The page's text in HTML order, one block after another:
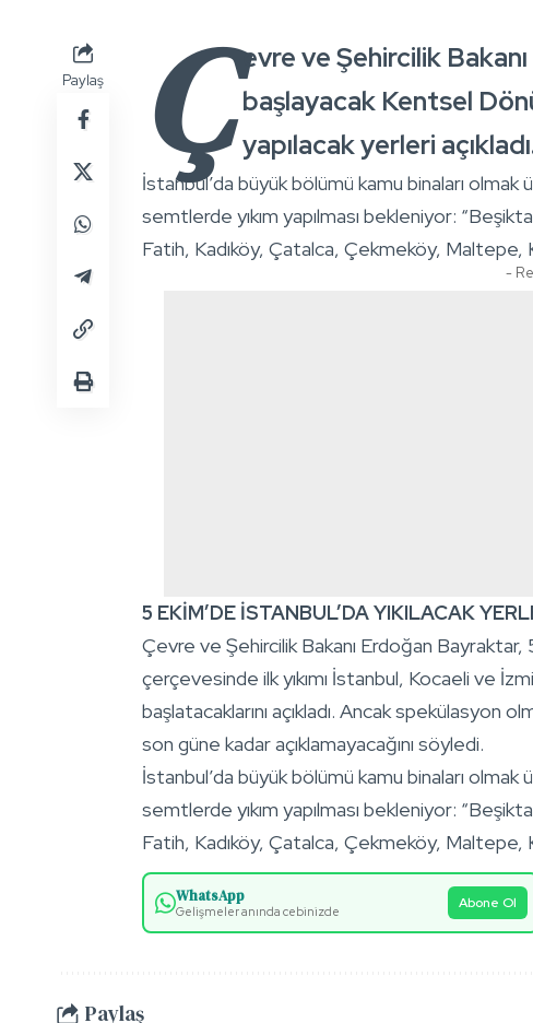
Paylaş Ç evre ve Şehircilik
başlayacak Kentsel
yapılacak yerleri
İstanbul’da büyük bölümü kamu binaları olmak
semtlerde yıkım yapılması bekleniyor:
Fatih, Kadıköy, Çatalca, Çekmeköy, Maltepe,
-
5 EKİM’DE İSTANBUL’DA YIKILACAK
Çevre ve Şehircilik Bakanı Erdoğan Bayraktar,
çerçevesinde ilk yıkımı İstanbul, Kocaeli ve
başlatacaklarını açıkladı. Ancak spekülasyon
son güne kadar açıklamayacağını söyledi.
İstanbul’da büyük bölümü kamu binaları olmak
semtlerde yıkım yapılması bekleniyor:
Fatih, Kadıköy, Çatalca, Çekmeköy, Maltepe,
WhatsApp
Gelişmeler anında cebinizde Abone Ol
Paylaş